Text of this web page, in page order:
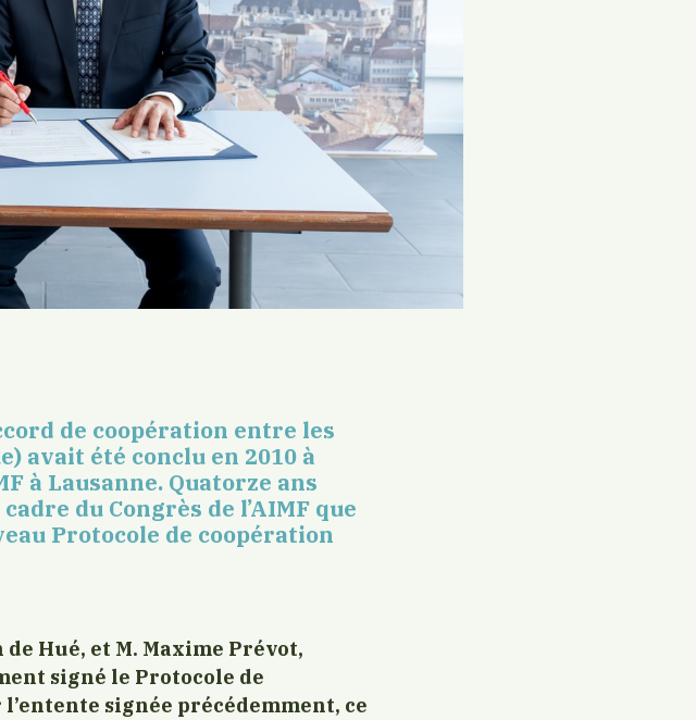
de coopération entre les
avait été conclu en 2010 à
à Lausanne. Quatorze ans
du Congrès de l’AIMF que
Protocole de coopération
Hué, et M. Maxime Prévot,
signé le Protocole de
signée précédemment, ce